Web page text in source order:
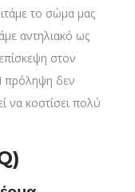
το σώμα μας
αντηλιακό ως
στον
πρόληψη δεν
να κοστίσει πολύ